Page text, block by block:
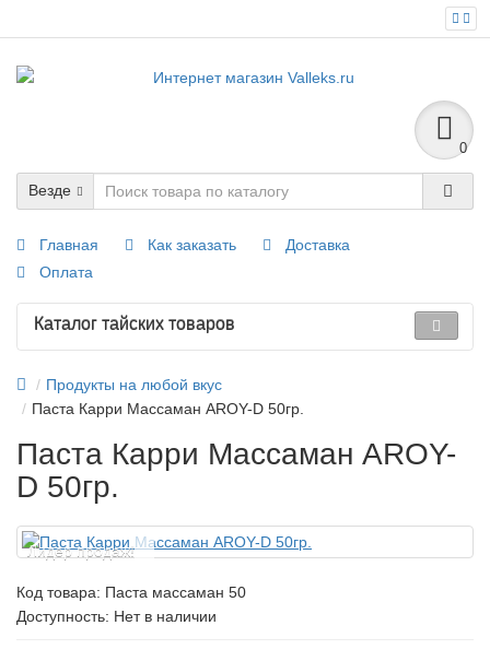
0
Везде
Главная Как заказать
Доставка
Оплата
Каталог тайских товаров
Продукты на любой вкус
Паста Карри Массаман AROY-D 50гр.
Паста Карри Массаман AROY-
D 50гр.
Лидер продаж!
Код товара: Паста массаман 50
Доступность: Нет в наличии